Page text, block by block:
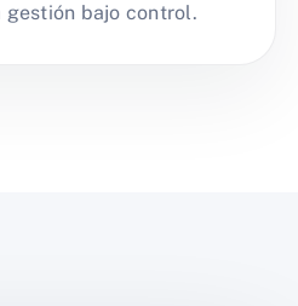
gestión bajo control.